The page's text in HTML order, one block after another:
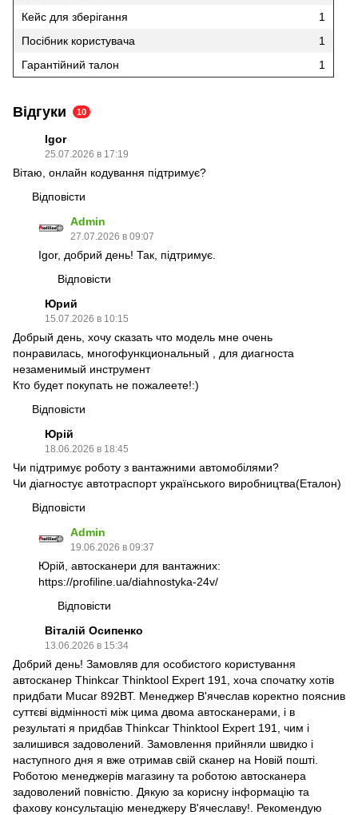
Кейс для зберігання
1
Посібник користувача
1
Гарантійний талон
1
Відгуки 10
Igor
25.07.2026 в 17:19
Вітаю, онлайн кодування підтримує?
Відповісти
Admin
27.07.2026 в 09:07
Igor, добрий день! Так, підтримує.
Відповісти
Юрий
15.07.2026 в 10:15
Добрый день, хочу сказать что модель мне очень
понравилась, многофункциональный , для диагноста
незаменимый инструмент
Кто будет покупать не пожалеете!:)
Відповісти
Юрій
18.06.2026 в 18:45
Чи підтримує роботу з вантажними автомобілями?
Чи діагностує автотраспорт українського виробництва(Еталон)
Відповісти
Admin
19.06.2026 в 09:37
Юрій, автосканери для вантажних:
https://profiline.ua/diahnostyka-24v/
Відповісти
Віталій Осипенко
13.06.2026 в 15:34
Добрий день! Замовляв для особистого користування
автосканер Thinkcar Thinktool Expert 191, хоча спочатку хотів
придбати Mucar 892BT. Менеджер В'ячеслав коректно пояснив
суттєві відмінності між цима двома автосканерами, і в
результаті я придбав Thinkcar Thinktool Expert 191, чим і
залишився задоволений. Замовлення прийняли швидко і
наступного дня я вже отримав свій сканер на Новій пошті.
Роботою менеджерів магазину та роботою автосканера
задоволений повністю. Дякую за корисну інформацію та
фахову консультацію менеджеру В'ячеславу!. Рекомендую